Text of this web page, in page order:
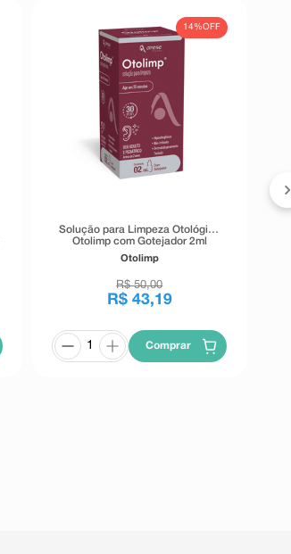
14%OFF
Solução para Limpeza Otológica
Otolimp com Gotejador 2ml
Otolimp
R$ 50,00
R$ 43,19
Comprar